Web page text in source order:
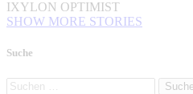
IXYLON OPTIMIST
SHOW MORE STORIES
Suche
Suchen